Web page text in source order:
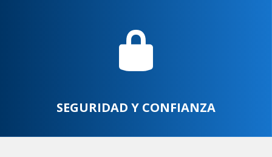
SEGURIDAD Y CONFIANZA